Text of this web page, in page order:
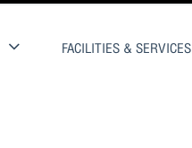
FACILITIES & SERVICES